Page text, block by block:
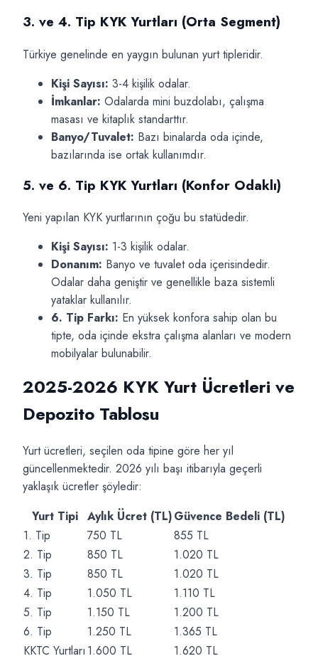
3. ve 4. Tip KYK Yurtları (Orta Segment)
Türkiye genelinde en yaygın bulunan yurt tipleridir.
Kişi Sayısı: 3-4 kişilik odalar.
İmkanlar: Odalarda mini buzdolabı, çalışma
masası ve kitaplık standarttır.
Banyo/Tuvalet: Bazı binalarda oda içinde,
bazılarında ise ortak kullanımdır.
5. ve 6. Tip KYK Yurtları (Konfor Odaklı)
Yeni yapılan KYK yurtlarının çoğu bu statüdedir.
Kişi Sayısı: 1-3 kişilik odalar.
Donanım: Banyo ve tuvalet oda içerisindedir.
Odalar daha geniştir ve genellikle baza sistemli
yataklar kullanılır.
6. Tip Farkı: En yüksek konfora sahip olan bu
tipte, oda içinde ekstra çalışma alanları ve modern
mobilyalar bulunabilir.
2025-2026 KYK Yurt Ücretleri ve
Depozito Tablosu
Yurt ücretleri, seçilen oda tipine göre her yıl
güncellenmektedir. 2026 yılı başı itibarıyla geçerli
yaklaşık ücretler şöyledir:
Yurt Tipi Aylık Ücret (TL)Güvence Bedeli (TL)
1. Tip
750 TL
855 TL
2. Tip
850 TL
1.020 TL
3. Tip
850 TL
1.020 TL
4. Tip
1.050 TL
1.110 TL
5. Tip
1.150 TL
1.200 TL
6. Tip
1.250 TL
1.365 TL
KKTC Yurtları 1.600 TL 1.620 TL